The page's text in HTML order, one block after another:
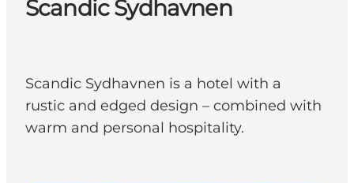
Activités
Scandic Sydhavnen
Scandic Sydhavnen is a hotel with a
rustic and edged design – combined with
warm and personal hospitality.